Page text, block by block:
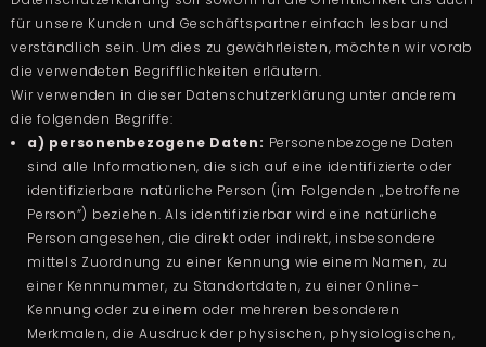
für unsere Kunden und Geschäftspartner einfach lesbar und
verständlich sein. Um dies zu gewährleisten, möchten wir vorab
die verwendeten Begrifflichkeiten erläutern.
Wir verwenden in dieser Datenschutzerklärung unter anderem
die folgenden Begriffe:
a) personenbezogene Daten: Personenbezogene Daten
sind alle Informationen, die sich auf eine identifizierte oder
identifizierbare natürliche Person (im Folgenden „betroffene
Person“) beziehen. Als identifizierbar wird eine natürliche
Person angesehen, die direkt oder indirekt, insbesondere
mittels Zuordnung zu einer Kennung wie einem Namen, zu
einer Kennnummer, zu Standortdaten, zu einer Online-
Kennung oder zu einem oder mehreren besonderen
Merkmalen, die Ausdruck der physischen, physiologischen,